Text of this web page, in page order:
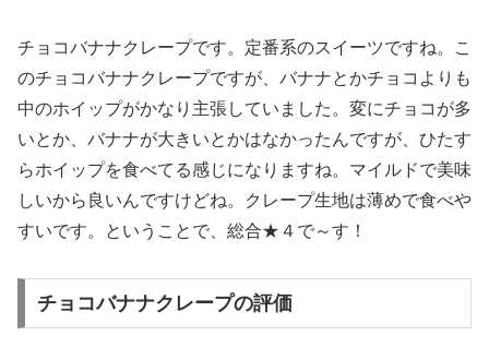
チョコバナナクレープです。定番系のスイーツですね。こ
のチョコバナナクレープですが、バナナとかチョコよりも
中のホイップがかなり主張していました。変にチョコが多
いとか、バナナが大きいとかはなかったんですが、ひたす
らホイップを食べてる感じになりますね。マイルドで美味
しいから良いんですけどね。クレープ生地は薄めで食べや
すいです。ということで、総合★４で～す！
チョコバナナクレープ​の評価